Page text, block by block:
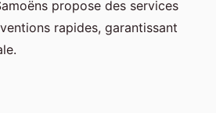
propose des services
rapides, garantissant